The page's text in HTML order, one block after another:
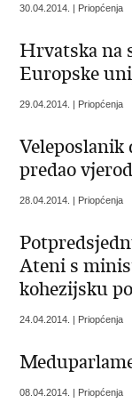
30.04.2014. | Priopćenja
Hrvatska na
Europske
29.04.2014. | Priopćenja
predao
28.04.2014. | Priopćenja
Ateni s
kohezijsku
24.04.2014. | Priopćenja
08.04.2014. | Priopćenja